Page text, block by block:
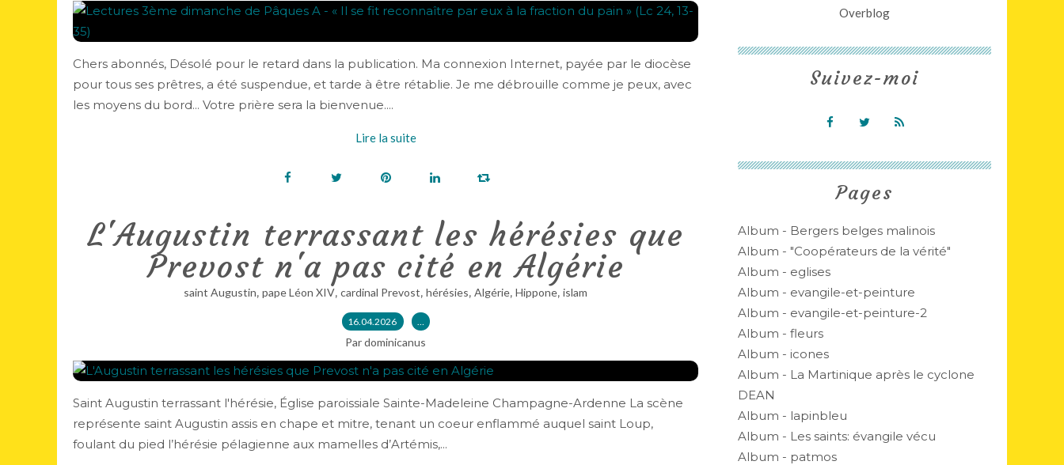
Chers abonnés, Désolé pour le retard dans la publication. Ma connexion Internet, payée par le diocèse
pour tous ses prêtres, a été suspendue, et tarde à être rétablie. Je me débrouille comme je peux, avec
les moyens du bord... Votre prière sera la bienvenue....
Lire la suite
L'Augustin terrassant les hérésies que
Prevost n'a pas cité en Algérie
saint Augustin, pape Léon XIV, cardinal Prevost, hérésies, Algérie, Hippone, islam
16.04.2026 …
Par dominicanus
Saint Augustin terrassant l'hérésie, Église paroissiale Sainte-Madeleine Champagne-Ardenne La scène
représente saint Augustin assis en chape et mitre, tenant un coeur enflammé auquel saint Loup,
foulant du pied l’hérésie pélagienne aux mamelles d’Artémis,...
Pages
Album - Bergers belges malinois
Album - "Coopérateurs de la vérité"
Album - eglises
Album - evangile-et-peinture
Album - evangile-et-peinture-2
Album - fleurs
Album - icones
Album - La Martinique après le cyclone
DEAN
Album - lapinbleu
Album - Les saints: évangile vécu
Album - patmos
Overblog
Suivez-moi